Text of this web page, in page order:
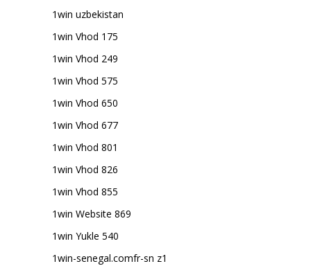
1win uzbekistan
1win Vhod 175
1win Vhod 249
1win Vhod 575
1win Vhod 650
1win Vhod 677
1win Vhod 801
1win Vhod 826
1win Vhod 855
1win Website 869
1win Yukle 540
1win-senegal.comfr-sn z1